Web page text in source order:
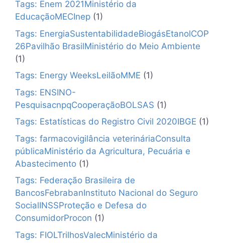
Tags: Enem 2021Ministério da
EducaçãoMECInep (1)
Tags: EnergiaSustentabilidadeBiogásEtanolCOP
26Pavilhão BrasilMinistério do Meio Ambiente
(1)
Tags: Energy WeeksLeilãoMME (1)
Tags: ENSINO-
PesquisacnpqCooperaçãoBOLSAS (1)
Tags: Estatísticas do Registro Civil 2020IBGE (1)
Tags: farmacovigilância veterináriaConsulta
públicaMinistério da Agricultura, Pecuária e
Abastecimento (1)
Tags: Federação Brasileira de
BancosFebrabanInstituto Nacional do Seguro
SocialINSSProteção e Defesa do
ConsumidorProcon (1)
Tags: FIOLTrilhosValecMinistério da